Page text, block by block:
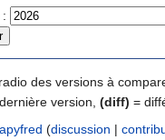
des versions à
version, (diff) =
(discussion |